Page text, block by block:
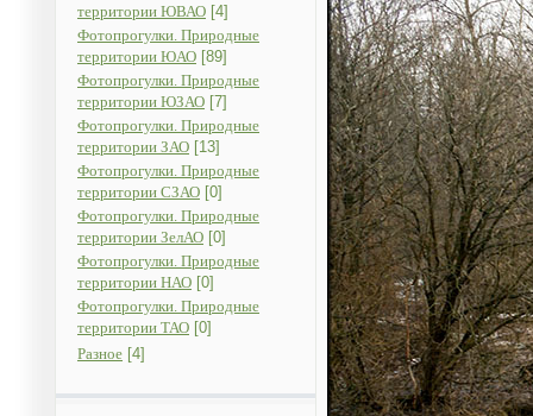
территории ЮВАО [4]
Фотопрогулки. Природные
территории ЮАО [89]
Фотопрогулки. Природные
территории ЮЗАО [7]
Фотопрогулки. Природные
территории ЗАО [13]
Фотопрогулки. Природные
территории СЗАО [0]
Фотопрогулки. Природные
территории ЗелАО [0]
Фотопрогулки. Природные
территории НАО [0]
Фотопрогулки. Природные
территории ТАО [0]
Разное [4]